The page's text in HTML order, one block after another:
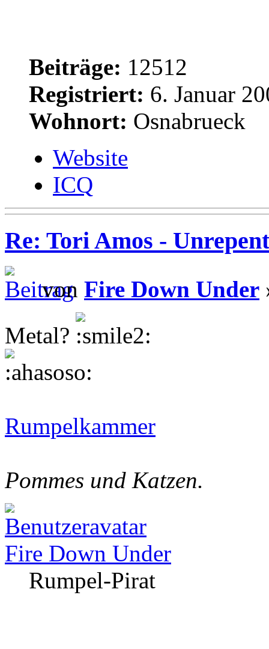
Beiträge: 12512
Registriert: 6. Januar
Wohnort: Osnabrueck
Website
ICQ
Re: Tori Amos -
von Fire Down Under
Metal?
Rumpelkammer
Pommes und Katzen.
Fire Down Under
Rumpel-Pirat